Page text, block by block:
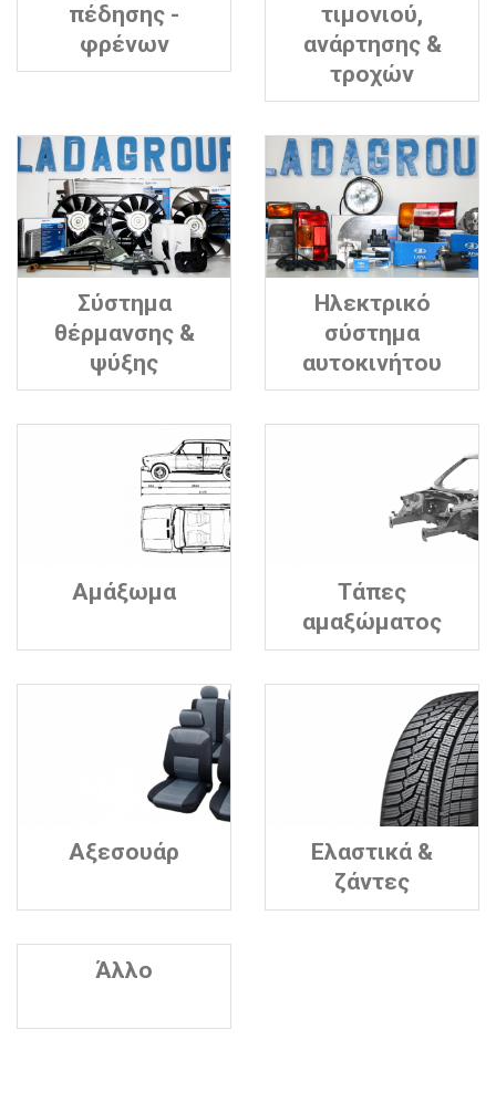
πέδησης -
φρένων
τιμονιού,
ανάρτησης &
τροχών
Σύστημα
θέρμανσης &
ψύξης
Ηλεκτρικό
σύστημα
αυτοκινήτου
Αμάξωμα
Τάπες
αμαξώματος
Αξεσουάρ
Ελαστικά &
ζάντες
Άλλο